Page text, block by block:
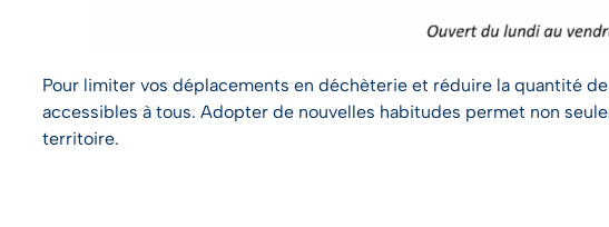
Pour limiter vos déplacements en déchèterie et réduire la quantité
accessibles à tous. Adopter de nouvelles habitudes permet non
territoire.